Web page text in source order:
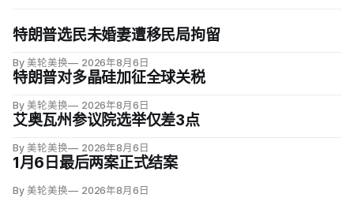
特朗普选民未婚妻遭移民局拘留
By 美轮美换 2026年8月6日
特朗普对多晶硅加征全球关税
By 美轮美换 2026年8月6日
艾奥瓦州参议院选举仅差3点
By 美轮美换 2026年8月6日
1月6日最后两案正式结案
By 美轮美换 2026年8月6日